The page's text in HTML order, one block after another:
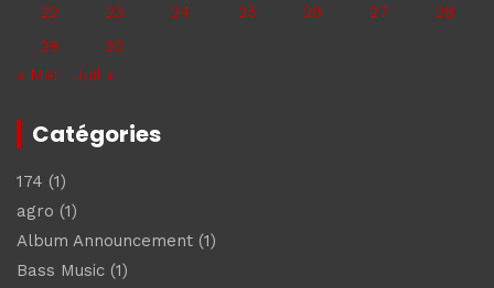
22
23 24 25 26 27
28
29
30
« Mai
Juil »
Catégories
174 (1)
agro (1)
Album Announcement (1)
Bass Music (1)